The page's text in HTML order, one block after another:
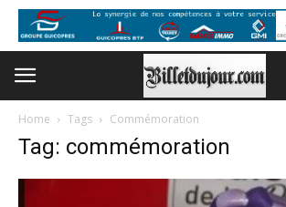
Home Tags Commémoration
Tag: commémoration